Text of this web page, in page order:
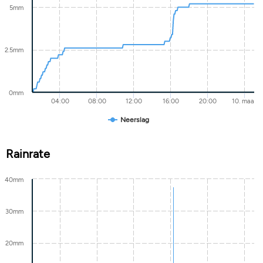
Neerslag
04:00 08:00 12:00 16:00 20:00 10. maa
0mm
2.5mm
5mm
Rainrate
20mm
30mm
40mm